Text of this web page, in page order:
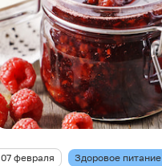
07 февраля Здоровое питание